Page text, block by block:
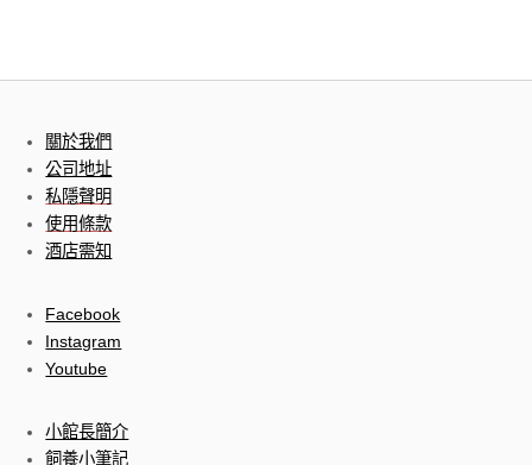
關於我們
公司地址
私隱聲明
使用條款
酒店需知
Facebook
Instagram
Youtube
小館長簡介
飼養小筆記